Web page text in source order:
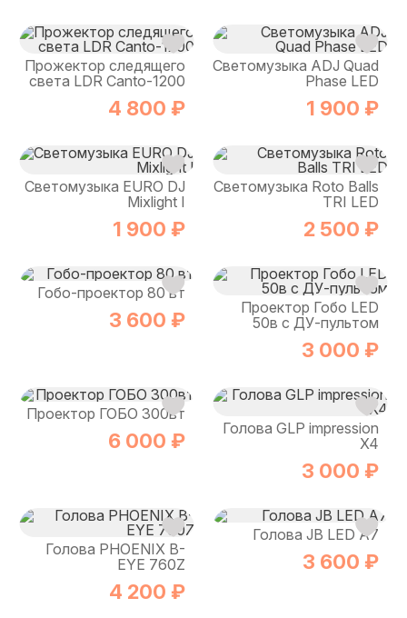
Прожектор следящего
света LDR Canto-1200
4 800 ₽
Светомузыка ADJ Quad
Phase LED
1 900 ₽
Светомузыка EURO DJ
Mixlight I
1 900 ₽
Светомузыка Roto Balls
TRI LED
2 500 ₽
Гобо-проектор 80 вт
3 600 ₽
Проектор Гобо LED
50в с ДУ-пультом
3 000 ₽
Проектор ГОБО 300вт
6 000 ₽
Голова GLP impression
X4
3 000 ₽
Голова PHOENIX B-
EYE 760Z
4 200 ₽
Голова JB LED A7
3 600 ₽